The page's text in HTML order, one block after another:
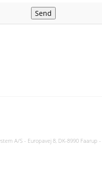
A/S - Europavej 8, DK-8990 Faarup -